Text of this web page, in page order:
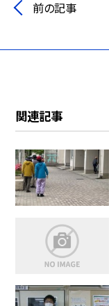
前の記事
関連記事